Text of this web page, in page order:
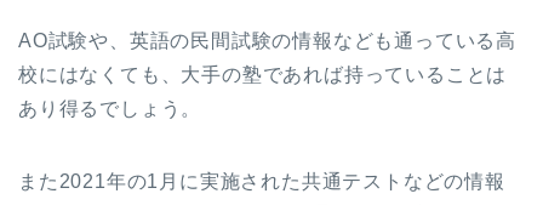
AO試験や、英語の民間試験の情報なども通っている高
校にはなくても、大手の塾であれば持っていることは
あり得るでしょう。
また2021年の1月に実施された共通テストなどの情報